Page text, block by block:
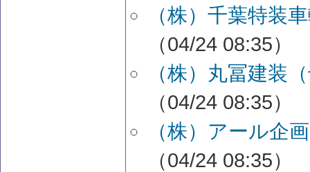
（株）千葉特装
（04/24 08:35）
（株）丸冨建装
（04/24 08:35）
（株）アール企
（04/24 08:35）